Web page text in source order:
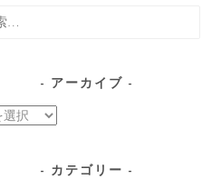
アーカイブ
カテゴリー